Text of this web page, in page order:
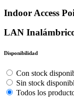
Indoor Access
LAN
Disponibilidad
Con stock
Sin stock
Todos los